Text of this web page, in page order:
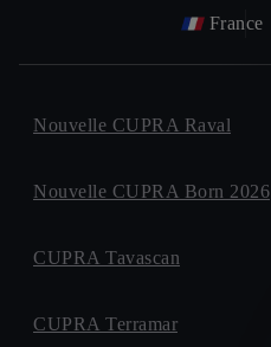
France
Nouvelle CUPRA Raval
Nouvelle CUPRA Born 2026
CUPRA Tavascan
CUPRA Terramar